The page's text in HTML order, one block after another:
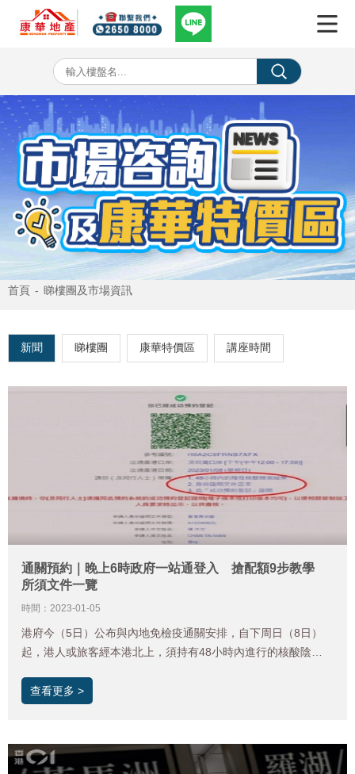
首頁 - 睇樓團及市場資訊
新聞 睇樓團 康華特價區 講座時間
通關預約｜晚上6時政府一站通登入 搶配額9步教學
所須文件一覽
時間：2023-01-05
港府今（5日）公布與內地免檢疫通關安排，自下周日（8日）
起，港人或旅客經本港北上，須持有48小時內進行的核酸陰性
關網上預約系統將於今晚6時開通，首階段會推出1月8日至3月4
部曲，方便讀者作出行準備。值得注意的是，新規定下，內地居
民北上、港人南下均毋須進行預約。
查看更多 >